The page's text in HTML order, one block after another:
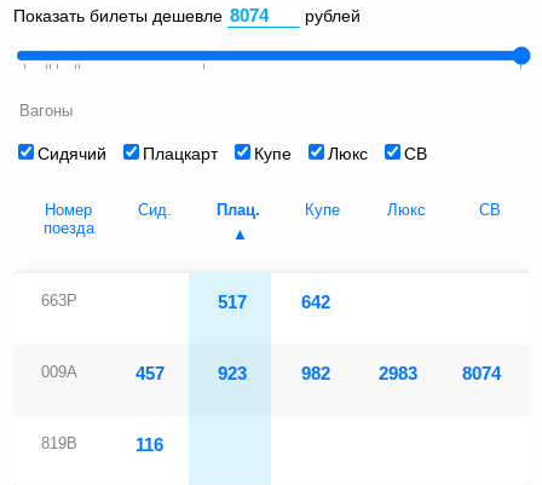
Показать билеты дешевле рублей
Вагоны
Сидячий Плацкарт Купе Люкс СВ
Номер
поезда
Сид. Плац. Купе Люкс СВ
663Р 517 642
009А 457 923 982 2983 8074
819В 116